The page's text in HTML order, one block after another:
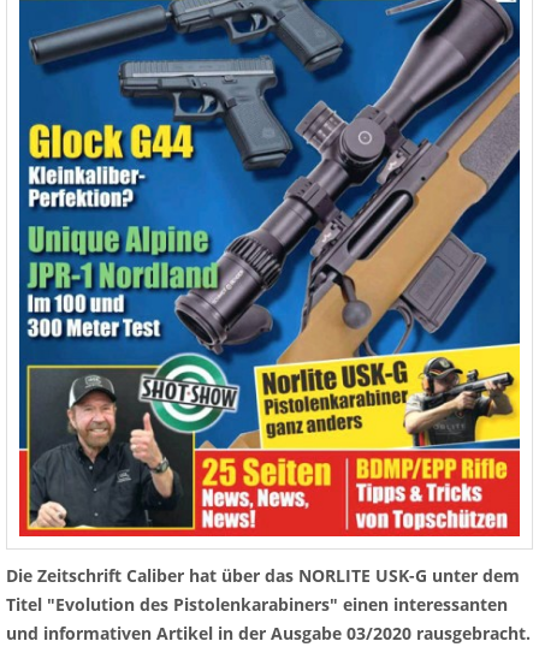
Die Zeitschrift Caliber hat über das NORLITE USK-G unter dem
Titel "Evolution des Pistolenkarabiners" einen interessanten
und informativen Artikel in der Ausgabe 03/2020 rausgebracht.